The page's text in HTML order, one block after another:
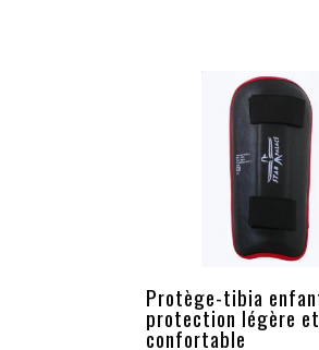
Protège-tibia
protection légère et
confortable